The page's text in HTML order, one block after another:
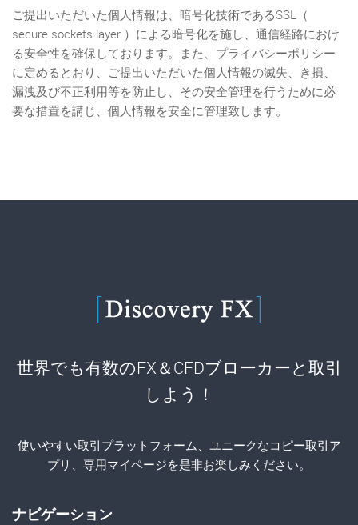
ご提出いただいた個人情報は、暗号化技術であるSSL（
secure sockets layer ）による暗号化を施し、通信経路におけ
る安全性を確保しております。また、プライバシーポリシー
に定めるとおり、ご提出いただいた個人情報の滅失、き損、
漏洩及び不正利用等を防止し、その安全管理を行うために必
要な措置を講じ、個人情報を安全に管理致します。
世界でも有数のFX＆CFDブローカーと取引
しよう！
使いやすい取引プラットフォーム、ユニークなコピー取引ア
プリ、専用マイページを是非お楽しみください。
ナビゲーション